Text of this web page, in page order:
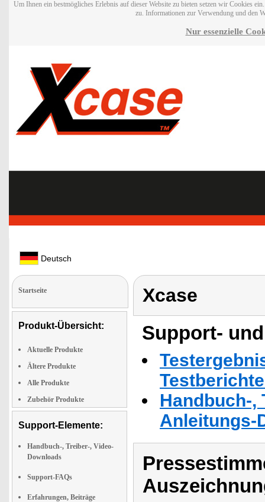
Um Ihnen ein bestmögliches Erlebnis auf dieser Website zu bieten setzen wir Cookies
zu. Informationen zur Verwendung und den
Nur essenzielle
Deutsch
Startseite
Produkt-Übersicht:
Aktuelle Produkte
Ältere Produkte
Alle Produkte
Zubehör Produkte
Support-Elemente:
Handbuch-, Treiber-, Video-
Downloads
Support-FAQs
Erfahrungen, Beiträge
Xcase
Support-
Handbuch-,
Anleitungs-